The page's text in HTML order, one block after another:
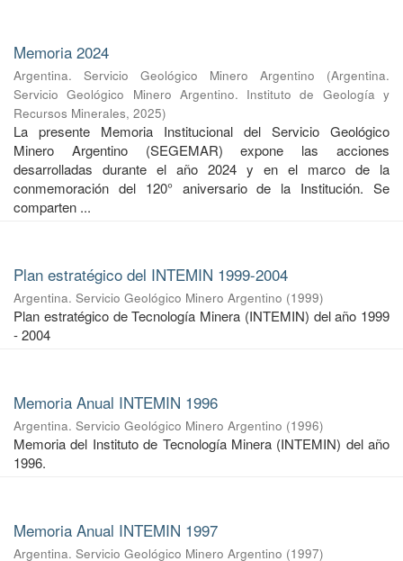
Memoria 2024
Argentina. Servicio Geológico Minero Argentino (Argentina.
Servicio Geológico Minero Argentino. Instituto de Geología y
Recursos Minerales, 2025)
La presente Memoria Institucional del Servicio Geológico
Minero Argentino (SEGEMAR) expone las acciones
desarrolladas durante el año 2024 y en el marco de la
conmemoración del 120° aniversario de la Institución. Se
comparten ...
Plan estratégico del INTEMIN 1999-2004
Argentina. Servicio Geológico Minero Argentino (1999)
Plan estratégico de Tecnología Minera (INTEMIN) del año 1999
- 2004
Memoria Anual INTEMIN 1996
Argentina. Servicio Geológico Minero Argentino (1996)
Memoria del Instituto de Tecnología Minera (INTEMIN) del año
1996.
Memoria Anual INTEMIN 1997
Argentina. Servicio Geológico Minero Argentino (1997)